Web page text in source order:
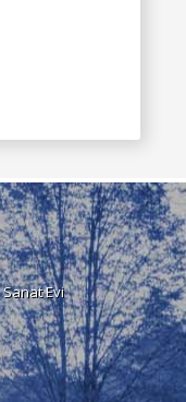
Evi